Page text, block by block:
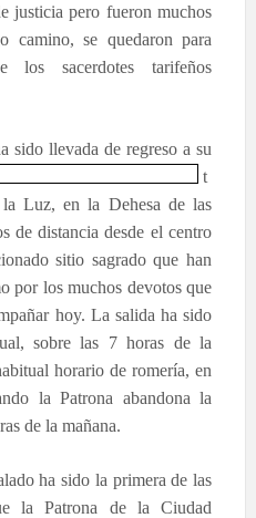
justicia pero fueron muchos
camino, se quedaron para
los sacerdotes tarifeños
sido llevada de regreso a su
t
Luz, en la Dehesa de las
de distancia desde el centro
sitio sagrado que han
por los muchos devotos que
hoy. La salida ha sido
sobre las 7 horas de la
horario de romería, en
la Patrona abandona la
de la mañana.
ha sido la primera de las
la Patrona de la Ciudad